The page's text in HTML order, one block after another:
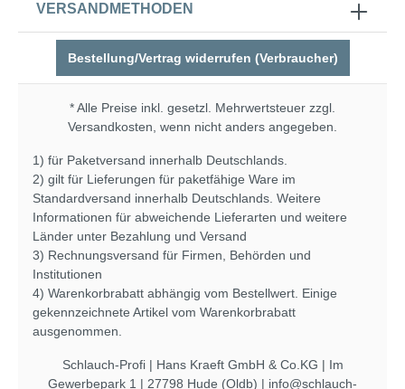
VERSANDMETHODEN
Bestellung/Vertrag widerrufen (Verbraucher)
* Alle Preise inkl. gesetzl. Mehrwertsteuer zzgl.
Versandkosten , wenn nicht anders angegeben.
1) für Paketversand innerhalb Deutschlands.
2) gilt für Lieferungen für paketfähige Ware im
Standardversand innerhalb Deutschlands. Weitere
Informationen für abweichende Lieferarten und weitere
Länder unter Bezahlung und Versand
3) Rechnungsversand für Firmen, Behörden und
Institutionen
4) Warenkorbrabatt abhängig vom Bestellwert. Einige
gekennzeichnete Artikel vom Warenkorbrabatt
ausgenommen.
Schlauch-Profi | Hans Kraeft GmbH & Co.KG | Im
Gewerbepark 1 | 27798 Hude (Oldb) | info@schlauch-